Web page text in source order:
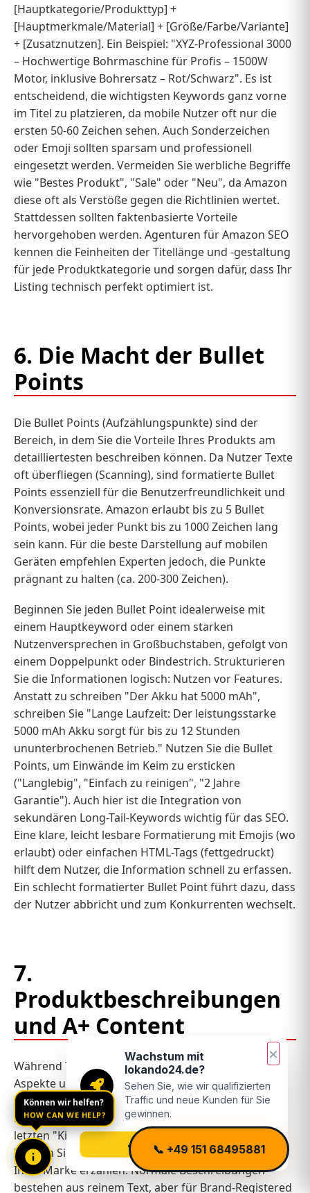
×
Wachstum mit
lokando24.de?
Sehen Sie, wie wir qualifizierten
Traffic und neue Kunden für Sie
gewinnen.
Jetzt mehr erfahren
Können wir helfen?
HOW CAN WE HELP?
[Hauptkategorie/Produkttyp] +
[Hauptmerkmale/Material] + [Größe/Farbe/Variante]
+ [Zusatznutzen]. Ein Beispiel: "XYZ-Professional 3000
– Hochwertige Bohrmaschine für Profis – 1500W
Motor, inklusive Bohrersatz – Rot/Schwarz". Es ist
entscheidend, die wichtigsten Keywords ganz vorne
im Titel zu platzieren, da mobile Nutzer oft nur die
ersten 50-60 Zeichen sehen. Auch Sonderzeichen
oder Emoji sollten sparsam und professionell
eingesetzt werden. Vermeiden Sie werbliche Begriffe
wie "Bestes Produkt", "Sale" oder "Neu", da Amazon
diese oft als Verstöße gegen die Richtlinien wertet.
Stattdessen sollten faktenbasierte Vorteile
hervorgehoben werden. Agenturen für Amazon SEO
kennen die Feinheiten der Titellänge und -gestaltung
für jede Produktkategorie und sorgen dafür, dass Ihr
Listing technisch perfekt optimiert ist.
6. Die Macht der Bullet
Points
Die Bullet Points (Aufzählungspunkte) sind der
Bereich, in dem Sie die Vorteile Ihres Produkts am
detailliertesten beschreiben können. Da Nutzer Texte
oft überfliegen (Scanning), sind formatierte Bullet
Points essenziell für die Benutzerfreundlichkeit und
Konversionsrate. Amazon erlaubt bis zu 5 Bullet
Points, wobei jeder Punkt bis zu 1000 Zeichen lang
sein kann. Für die beste Darstellung auf mobilen
Geräten empfehlen Experten jedoch, die Punkte
prägnant zu halten (ca. 200-300 Zeichen).
Beginnen Sie jeden Bullet Point idealerweise mit
einem Hauptkeyword oder einem starken
Nutzenversprechen in Großbuchstaben, gefolgt von
einem Doppelpunkt oder Bindestrich. Strukturieren
Sie die Informationen logisch: Nutzen vor Features.
Anstatt zu schreiben "Der Akku hat 5000 mAh",
schreiben Sie "Lange Laufzeit: Der leistungsstarke
5000 mAh Akku sorgt für bis zu 12 Stunden
ununterbrochenen Betrieb." Nutzen Sie die Bullet
Points, um Einwände im Keim zu ersticken
("Langlebig", "Einfach zu reinigen", "2 Jahre
Garantie"). Auch hier ist die Integration von
sekundären Long-Tail-Keywords wichtig für das SEO.
Eine klare, leicht lesbare Formatierung mit Emojis (wo
erlaubt) oder einfachen HTML-Tags (fettgedruckt)
hilft dem Nutzer, die Information schnell zu erfassen.
Ein schlecht formatierter Bullet Point führt dazu, dass
der Nutzer abbricht und zum Konkurrenten wechselt.
7.
Produktbeschreibungen
und A+ Content
Während Titel und Bullet Points die technischen
Aspekte und Keywords abdecken, dient die
Produktbeschreibung (und der A+ Content / EBC –
Enhanced Brand Content) dazu, dem Kunden den
letzten "Kick" zur Kaufentscheidung zu geben. Hier
können Sie Emotionen wecken und die Geschichte
Ihrer Marke erzählen. Normale Beschreibungen
bestehen aus reinem Text, aber für Brand-Registered
📞 +49 151 68495881